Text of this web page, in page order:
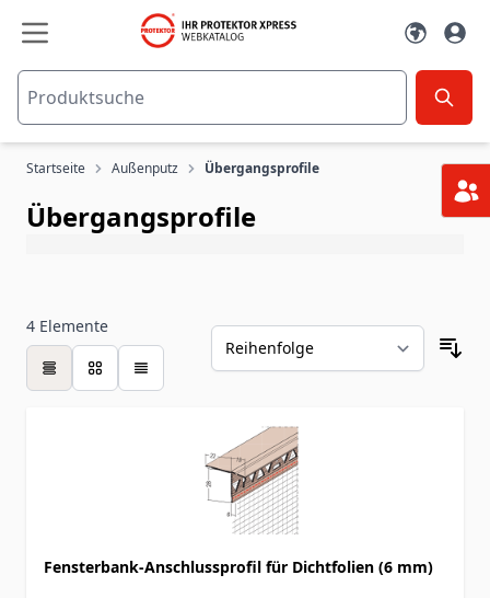
Zum Inhalt springen
Startseite Außenputz Übergangsprofile
Übergangsprofile
4 Elemente
Tabelle
Fensterbank-Anschlussprofil für Dichtfolien (6 mm)